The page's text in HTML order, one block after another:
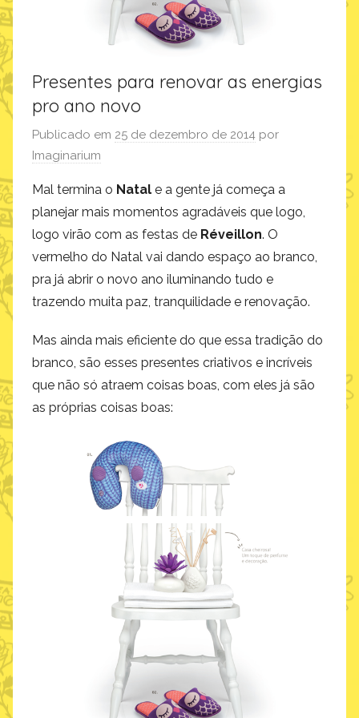
Presentes para renovar as energias
pro ano novo
Publicado em 25 de dezembro de 2014 por
Imaginarium
Mal termina o Natal e a gente já começa a
planejar mais momentos agradáveis que logo,
logo virão com as festas de Réveillon. O
vermelho do Natal vai dando espaço ao branco,
pra já abrir o novo ano iluminando tudo e
trazendo muita paz, tranquilidade e renovação.
Mas ainda mais eficiente do que essa tradição do
branco, são esses presentes criativos e incríveis
que não só atraem coisas boas, com eles já são
as próprias coisas boas: